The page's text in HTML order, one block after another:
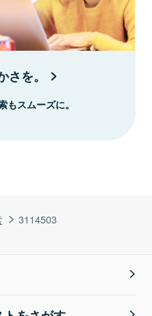
3114503
を。
スムーズに。